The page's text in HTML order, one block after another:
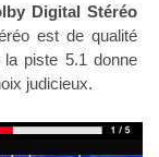
Digital Stéréo
est de qualité
piste 5.1 donne
judicieux.